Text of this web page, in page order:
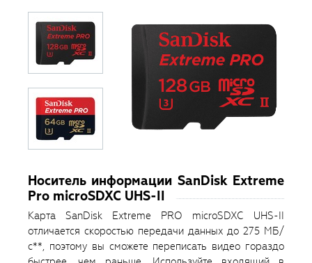
Носитель информации SanDisk Extreme
Pro microSDXC UHS-II
Карта SanDisk Extreme PRO microSDXC UHS-II
отличается скоростью передачи данных до 275 МБ/
с**, поэтому вы сможете переписать видео гораздо